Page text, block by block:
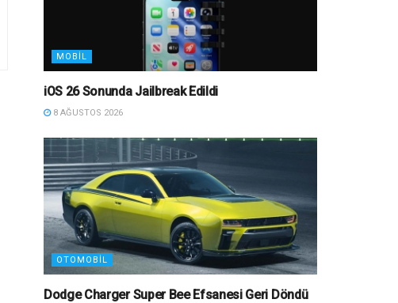
MOBIL
iOS 26 Sonunda Jailbreak Edildi
8 AĞUSTOS 2026
OTOMOBIL
Dodge Charger Super Bee Efsanesi Geri Döndü